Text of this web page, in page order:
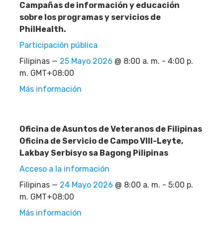
Campañas de información y educación
sobre los programas y servicios de
PhilHealth.
Participación pública
Filipinas — 25 Mayo 2026 @ 8:00 a. m. - 4:00 p.
m. GMT+08:00
Más información
Oficina de Asuntos de Veteranos de Filipinas
Oficina de Servicio de Campo VIII-Leyte,
Lakbay Serbisyo sa Bagong Pilipinas
Acceso a la información
Filipinas — 24 Mayo 2026 @ 8:00 a. m. - 5:00 p.
m. GMT+08:00
Más información